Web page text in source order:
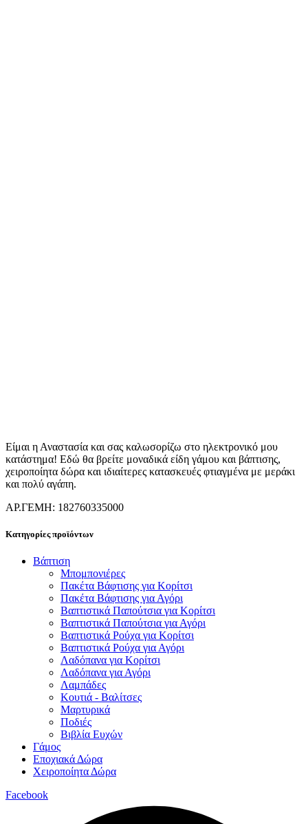
Είμαι η Αναστασία και σας καλωσορίζω στο ηλεκτρονικό μου
κατάστημα! Εδώ θα βρείτε μοναδικά είδη γάμου και βάπτισης,
χειροποίητα δώρα και ιδιαίτερες κατασκευές φτιαγμένα με μεράκι
και πολύ αγάπη.
ΑΡ.ΓΕΜΗ: 182760335000
Κατηγορίες προϊόντων
Βάπτιση
Μπομπονιέρες
Πακέτα Βάφτισης για Κορίτσι
Πακέτα Βάφτισης για Αγόρι
Βαπτιστικά Παπούτσια για Κορίτσι
Βαπτιστικά Παπούτσια για Αγόρι
Βαπτιστικά Ρούχα για Κορίτσι
Βαπτιστικά Ρούχα για Αγόρι
Λαδόπανα για Κορίτσι
Λαδόπανα για Αγόρι
Λαμπάδες
Κουτιά - Βαλίτσες
Μαρτυρικά
Ποδιές
Βιβλία Ευχών
Γάμος
Εποχιακά Δώρα
Χειροποίητα Δώρα
Facebook